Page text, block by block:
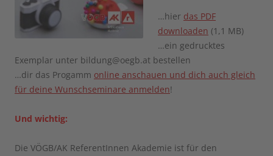
…hier das PDF
downloaden (1,1 MB)
…ein gedrucktes
Exemplar unter bildung@oegb.at bestellen
…dir das Progamm online anschauen und dich auch gleich
für deine Wunschseminare anmelden!
Und wichtig:
Die VÖGB/AK ReferentInnen Akademie ist für den